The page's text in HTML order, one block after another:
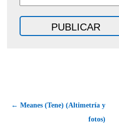
← Meanes (Tene) (Altimetría y
fotos)